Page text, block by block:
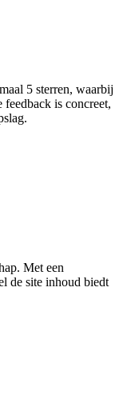
5 sterren, waarbij
is concreet,
Met een
de site inhoud biedt